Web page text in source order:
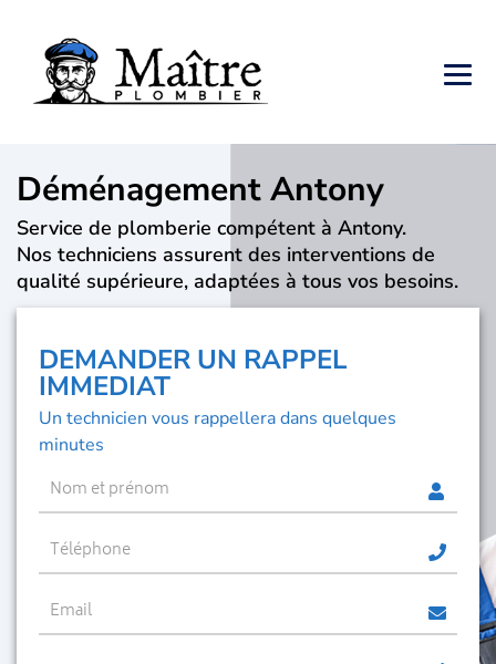
Déménagement Antony
Service de plomberie compétent à Antony.
Nos techniciens assurent des interventions de
qualité supérieure, adaptées à tous vos besoins.
DEMANDER UN RAPPEL
IMMEDIAT
Un technicien vous rappellera dans quelques
minutes